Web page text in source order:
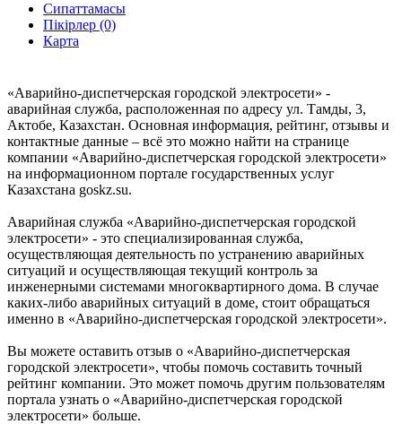
Сипаттамасы
Пікірлер (0)
Карта
«Аварийно-диспетчерская городской электросети» -
аварийная служба, расположенная по адресу ул. Тамды, 3,
Актобе, Казахстан. Основная информация, рейтинг, отзывы и
контактные данные – всё это можно найти на странице
компании «Аварийно-диспетчерская городской электросети»
на информационном портале государственных услуг
Казахстана goskz.su.
Аварийная служба «Аварийно-диспетчерская городской
электросети» - это специализированная служба,
осуществляющая деятельность по устранению аварийных
ситуаций и осуществляющая текущий контроль за
инженерными системами многоквартирного дома. В случае
каких-либо аварийных ситуаций в доме, стоит обращаться
именно в «Аварийно-диспетчерская городской электросети».
Вы можете оставить отзыв о «Аварийно-диспетчерская
городской электросети», чтобы помочь составить точный
рейтинг компании. Это может помочь другим пользователям
портала узнать о «Аварийно-диспетчерская городской
электросети» больше.